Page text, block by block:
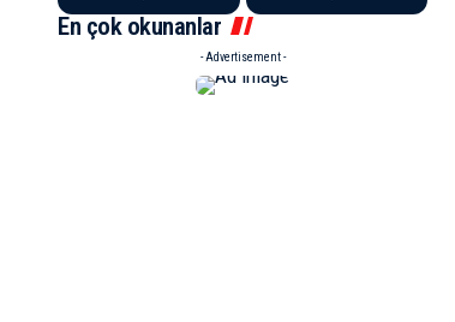
En çok okunanlar
- Advertisement -